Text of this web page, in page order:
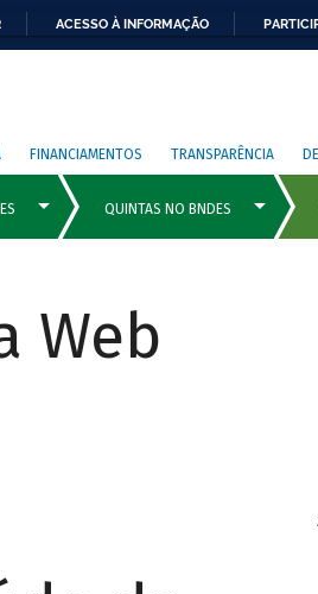
ACESSO À INFORMAÇÃO
FINANCIAMENTOS TRANSPARÊNCIA
Web